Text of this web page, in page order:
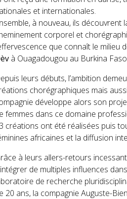
et internationales.
à nouveau, ils
corporel et
que connaît le milieu
à Ouagadougou au Burkina
leurs débuts, l’ambition
chorégraphiques mais
développe alors son
femmes dans ce domaine
créations ont été réalisées puis
africaines et la diffusion
à leurs allers-retours
de multiples influences
de recherche
20 ans, la compagnie Auguste-